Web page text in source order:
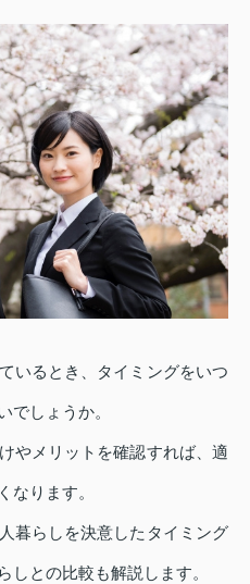
いるとき、タイミングをいつ
でしょうか。
やメリットを確認すれば、適
なります。
暮らしを決意したタイミング
しとの比較も解説します。